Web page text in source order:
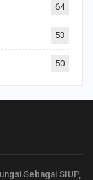
64
53
50
Sebagai SIUP,